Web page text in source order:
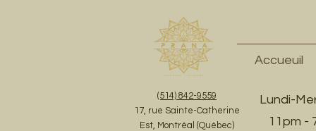
Accueuil
(514) 842-9559
17, rue Sainte-Catherine
Est, Montréal (Québec)
Lundi-
11pm -